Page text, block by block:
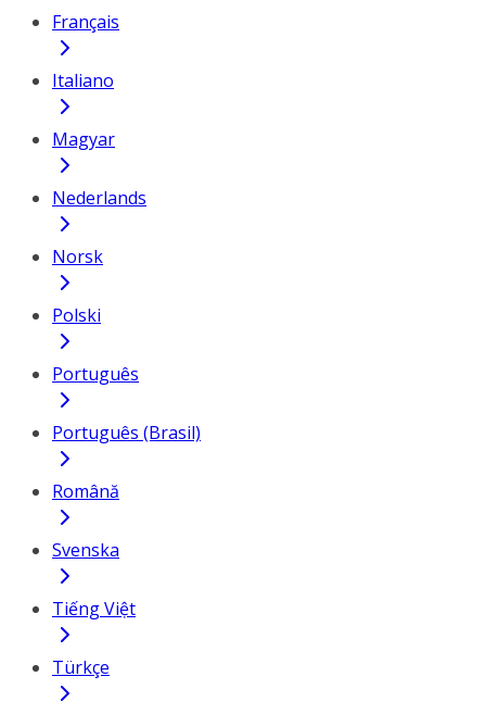
Français
Italiano
Magyar
Nederlands
Norsk
Polski
Português
Português (Brasil)
Română
Svenska
Tiếng Việt
Türkçe